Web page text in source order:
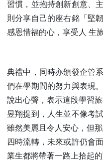
習慣，並抱持創新創意、
則分享自己的座右銘「堅
感恩惜福的心，享受人 生
典禮中，同時亦頒發企管
們在學期間的努力與表現
說出心聲，表示這段學習
昱翔提到，人生並不像考
雖然美麗且令人安心，但
四時流轉，未來或許仍會
業生都將帶著一路上拾起